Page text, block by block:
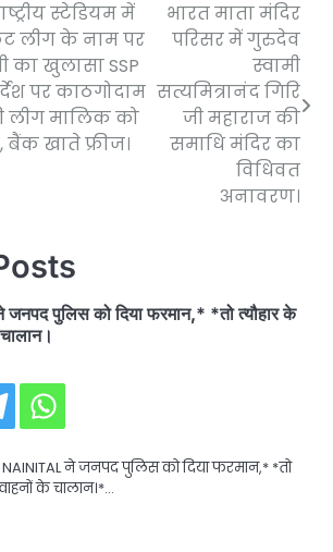
स्टेडियम में
लीग के नाम पर
का खुलासा SSP
पर काठगोदाम
लीग मालिक को
बैंक खाते फ्रीज।
भारत माता मंदिर
परिसर में गुरुदेव
स्वामी
सत्यमित्रानंद गिरि
जी महाराज की
समाधि मंदिर का
विधिवत
अनावरण।
पुलिस को दिया फरमान,* *तो त्यौहार के
ने जनपद पुलिस को दिया फरमान,* *तो
के चालान।*…